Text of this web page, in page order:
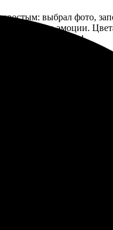
выбрал фото,
передало эмоции.
рекомендовать!
вопросы, помогли с